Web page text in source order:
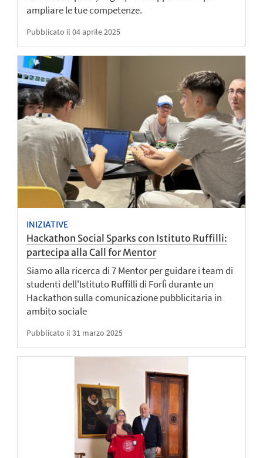
ampliare le tue competenze.
Pubblicato il 04 aprile 2025
INIZIATIVE
Hackathon Social Sparks con Istituto Ruffilli:
partecipa alla Call for Mentor
Siamo alla ricerca di 7 Mentor per guidare i team di
studenti dell'Istituto Ruffilli di Forlì durante un
Hackathon sulla comunicazione pubblicitaria in
ambito sociale
Pubblicato il 31 marzo 2025